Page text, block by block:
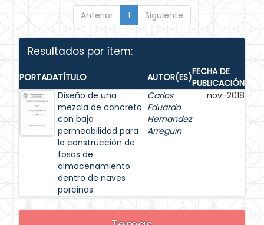
Anterior 1 Siguiente
Resultados por ítem:
PORTADATÍTULO AUTOR(ES)FECHA DE
PUBLICACIÓN
Diseño de una
mezcla de concreto
con baja
permeabilidad para
la construcción de
fosas de
almacenamiento
dentro de naves
porcinas.
Carlos
Eduardo
Hernandez
Arreguin
nov-2018